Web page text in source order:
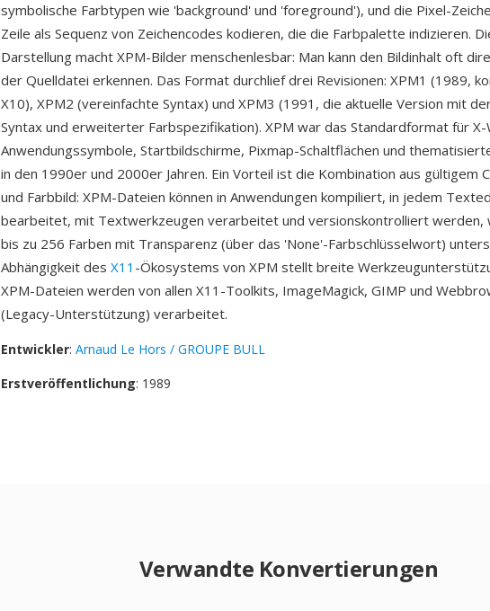
symbolische Farbtypen wie 'background' und 'foreground'), und die Pixel-
Zeile als Sequenz von Zeichencodes kodieren, die die Farbpalette indizieren.
Darstellung macht XPM-Bilder menschenlesbar: Man kann den Bildinhalt oft
der Quelldatei erkennen. Das Format durchlief drei Revisionen: XPM1 (1989,
X10), XPM2 (vereinfachte Syntax) und XPM3 (1991, die aktuelle Version mit
Syntax und erweiterter Farbspezifikation). XPM war das Standardformat für
Anwendungssymbole, Startbildschirme, Pixmap-Schaltflächen und
in den 1990er und 2000er Jahren. Ein Vorteil ist die Kombination aus gültigem
und Farbbild: XPM-Dateien können in Anwendungen kompiliert, in jedem
bearbeitet, mit Textwerkzeugen verarbeitet und versionskontrolliert werden,
bis zu 256 Farben mit Transparenz (über das 'None'-Farbschlüsselwort)
Abhängigkeit des X11 -Ökosystems von XPM stellt breite
XPM-Dateien werden von allen X11-Toolkits, ImageMagick, GIMP und
(Legacy-Unterstützung) verarbeitet.
Entwickler: Arnaud Le Hors / GROUPE BULL
Erstveröffentlichung: 1989
Verwandte Konvertierungen